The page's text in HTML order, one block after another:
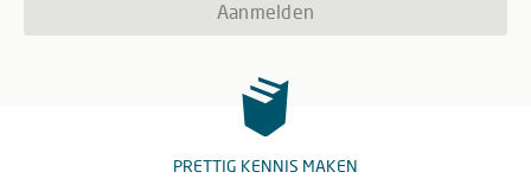
Aanmelden
PRETTIG KENNIS MAKEN